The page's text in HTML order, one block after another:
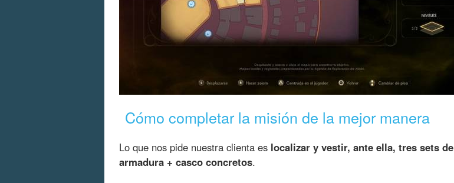
Cómo completar la misión de la mejor manera
Lo que nos pide nuestra clienta es localizar y vestir, ante ella, tres sets de
armadura + casco concretos.